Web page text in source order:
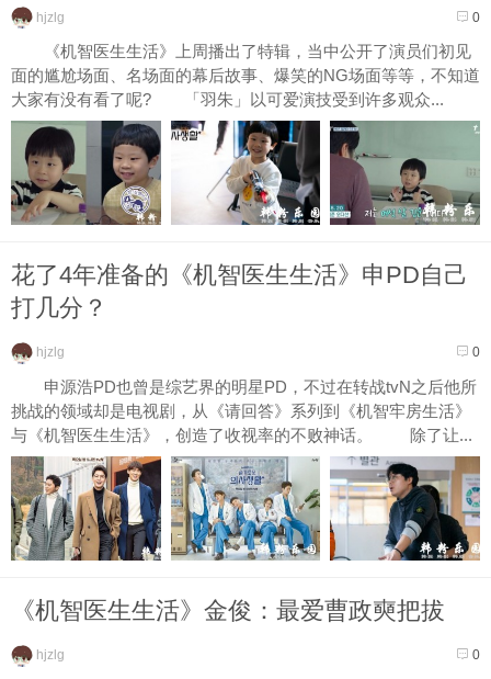
0
hjzlg
《机智医生生活》上周播出了特辑，当中公开了演员们初见
面的尴尬场面、名场面的幕后故事、爆笑的NG场面等等，不知道
大家有没有看了呢? 「羽朱」以可爱演技受到许多观众...
花了4年准备的《机智医生生活》申PD自己
打几分？
0
hjzlg
申源浩PD也曾是综艺界的明星PD，不过在转战tvN之后他所
挑战的领域却是电视剧，从《请回答》系列到《机智牢房生活》
与《机智医生生活》，创造了收视率的不败神话。 除了让...
《机智医生生活》金俊：最爱曹政奭把拔
0
hjzlg